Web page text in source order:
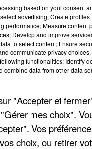
based on your consent
advertising; Create
performance; Measure content
Develop and improve
to select content; Ensure
communicate privacy
functionalities: Identify
data from other data
"Accepter et
mes choix".
Vos
choix, ou retirer